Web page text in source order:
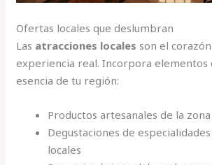
Ofertas locales que deslumbran
Las atracciones locales son el
experiencia real. Incorpora elementos
esencia de tu región:
Productos artesanales de la zona
Degustaciones de
locales